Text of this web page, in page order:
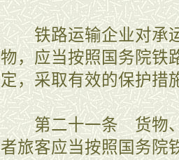
铁路运输企业对承运
物，应当按照国务院铁
定，采取有效的保护措
第二十一条 货物、
者旅客应当按照国务院